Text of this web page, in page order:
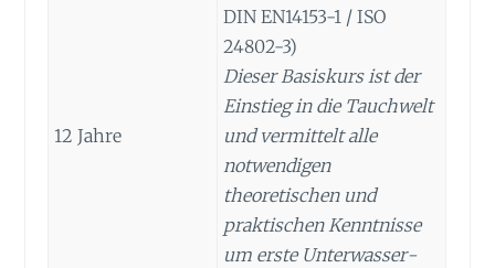
12 Jahre
DIN EN14153-1 / ISO
24802-3)
Dieser Basiskurs ist der
Einstieg in die Tauchwelt
und vermittelt alle
notwendigen
theoretischen und
praktischen Kenntnisse
um erste Unterwasser­